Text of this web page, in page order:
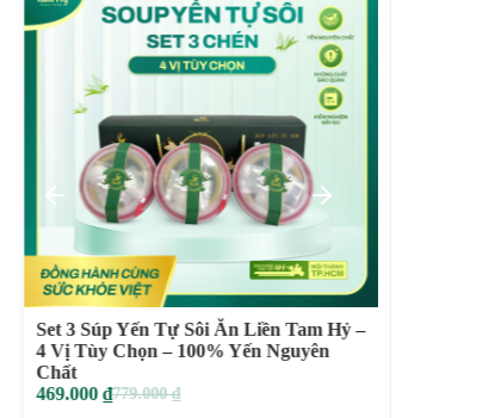
Set 3 Súp Yến Tự Sôi Ăn Liền Tam Hỷ –
4 Vị Tùy Chọn – 100% Yến Nguyên
Chất
779.000₫
469.000₫